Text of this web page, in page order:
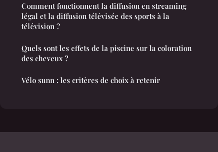
Comment fonctionnent la diffusion en streaming
légal et la diffusion télévisée des sports à la
télévision ?
Quels sont les effets de la piscine sur la coloration
des cheveux ?
Vélo sunn : les critères de choix à retenir